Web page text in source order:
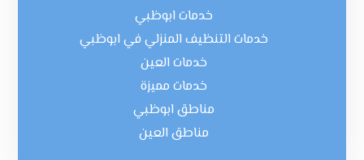
خدمات ابوظبي
خدمات التنظيف المنزلي في ابوظبي
خدمات العين
خدمات مميزة
مناطق ابوظبي
مناطق العين